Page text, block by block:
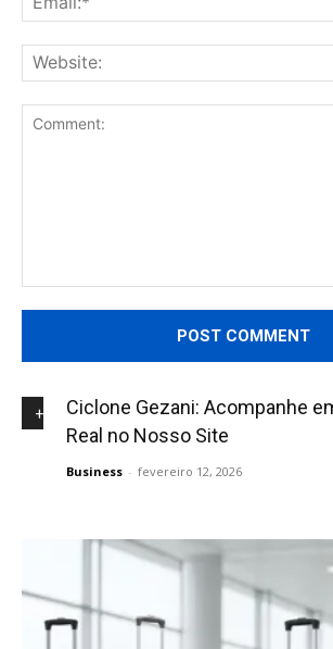
+NOVIDADES
Ciclone Gezani: Acompanhe
Real no Nosso Site
Business - fevereiro 12, 2026